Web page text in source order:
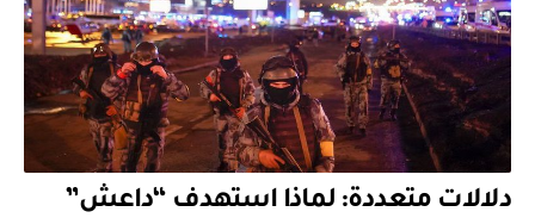
دلالات متعددة: لماذا استهدف “داعش”